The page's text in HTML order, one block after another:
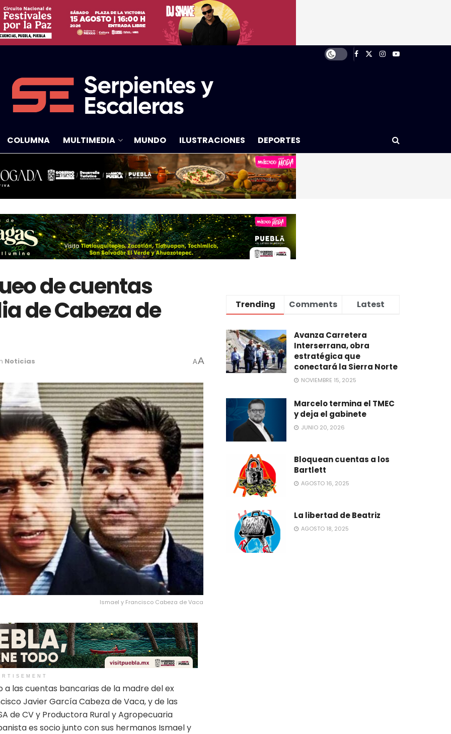
COLUMNA MULTIMEDIA MUNDO ILUSTRACIONES DEPORTES
de cuentas
de Cabeza de
Noticias AA
Ismael y Francisco Cabeza de Vaca
a las cuentas bancarias de la madre del ex
Javier García Cabeza de Vaca, y de las
de CV y Productora Rural y Agropecuaria
es socio junto con sus hermanos Ismael y
Trending Comments Latest
Avanza Carretera
Interserrana, obra
estratégica que
conectará la Sierra Norte
NOVIEMBRE 15, 2025
Marcelo termina el TMEC
y deja el gabinete
JUNIO 20, 2026
Bloquean cuentas a los
Bartlett
AGOSTO 16, 2025
La libertad de Beatriz
AGOSTO 18, 2025